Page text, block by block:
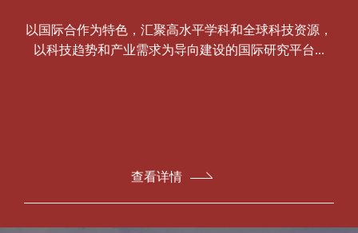
以国际合作为特色，汇聚高水平学科和全球科技资源，
以科技趋势和产业需求为导向建设的国际研究平台...
查看详情